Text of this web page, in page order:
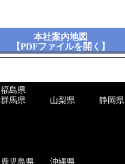
本社案内地図
【PDFファイルを開く】
福島県
群馬県 山梨県
静岡県
鹿児島県 沖縄県